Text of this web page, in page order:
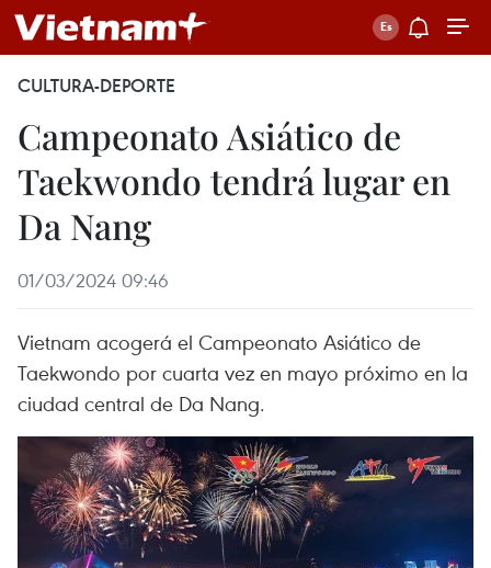
CULTURA-DEPORTE
Campeonato Asiático de
Taekwondo tendrá lugar en
Da Nang
01/03/2024 09:46
Vietnam acogerá el Campeonato Asiático de
Taekwondo por cuarta vez en mayo próximo en la
ciudad central de Da Nang.